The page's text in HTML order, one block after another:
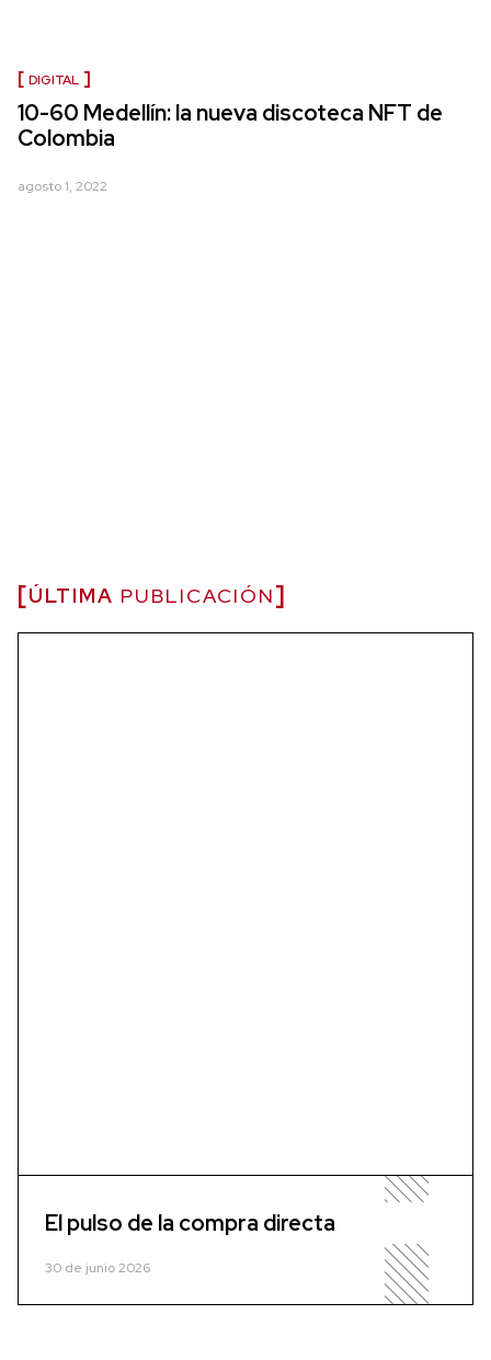
DIGITAL
10-60 Medellín: la nueva discoteca NFT de
Colombia
agosto 1, 2022
ÚLTIMA PUBLICACIÓN
El pulso de la compra directa
30 de junio 2026